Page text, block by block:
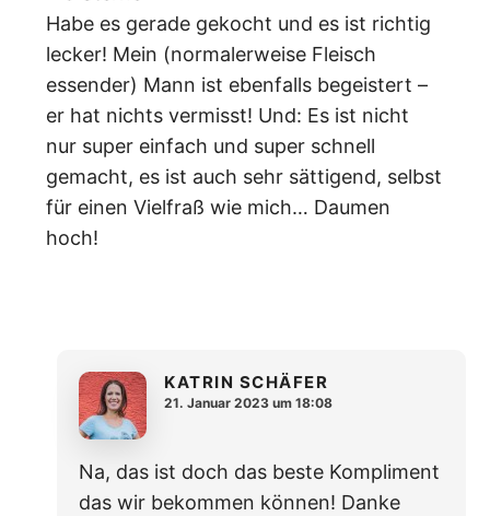
Habe es gerade gekocht und es ist richtig
lecker! Mein (normalerweise Fleisch
essender) Mann ist ebenfalls begeistert –
er hat nichts vermisst! Und: Es ist nicht
nur super einfach und super schnell
gemacht, es ist auch sehr sättigend, selbst
für einen Vielfraß wie mich… Daumen
hoch!
KATRIN SCHÄFER
21. Januar 2023 um 18:08
Na, das ist doch das beste Kompliment
das wir bekommen können! Danke